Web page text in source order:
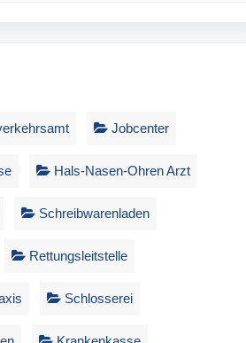
Jobcenter
Hals-Nasen-Ohren Arzt
Schreibwarenladen
Rettungsleitstelle
Schlosserei